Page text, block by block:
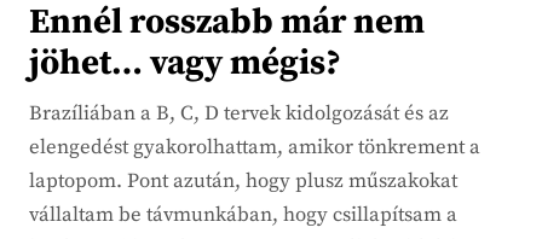
Ennél rosszabb már nem
jöhet… vagy mégis?
Brazíliában a B, C, D tervek kidolgozását és az
elengedést gyakorolhattam, amikor tönkrement a
laptopom. Pont azután, hogy plusz műszakokat
vállaltam be távmunkában, hogy csillapítsam a